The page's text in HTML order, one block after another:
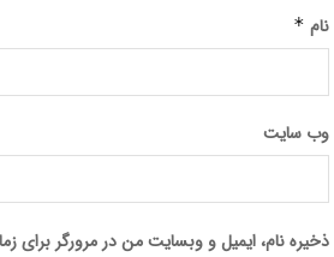
نام *
وب‌ سایت
ذخیره نام، ایمیل و وبسایت من در مرورگر برای